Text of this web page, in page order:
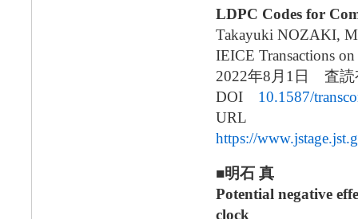
LDPC Codes for
Takayuki NOZAKI,
IEICE Transactions
2022年8月1日 査
DOI 10.1587/
URL
https://
■明石 真
Potential negative
clock